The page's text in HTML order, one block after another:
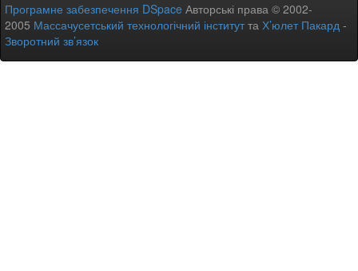
Програмне забезпечення DSpace Авторські права © 2002-
2005 Массачусетський технологічний інститутта Х’юлет Пакард -
Зворотний зв’язок